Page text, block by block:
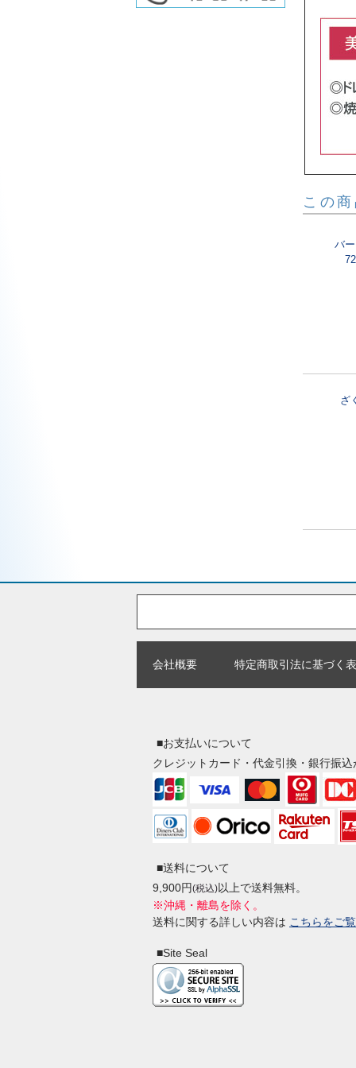
この
バ
ざ
会社概要 特定商取引法に基づく
■お支払いについて
クレジットカード・代金引換・銀行振
■送料について
9,900円(税込)以上で送料無料。
※沖縄・離島を除く。
送料に関する詳しい内容は こちらをご
■Site Seal